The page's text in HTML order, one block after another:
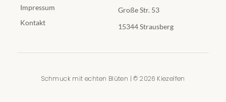
Impressum
Kontakt
Große Str. 53
15344 Strausberg
Schmuck mit echten Blüten | © 2026 Kiezelfen